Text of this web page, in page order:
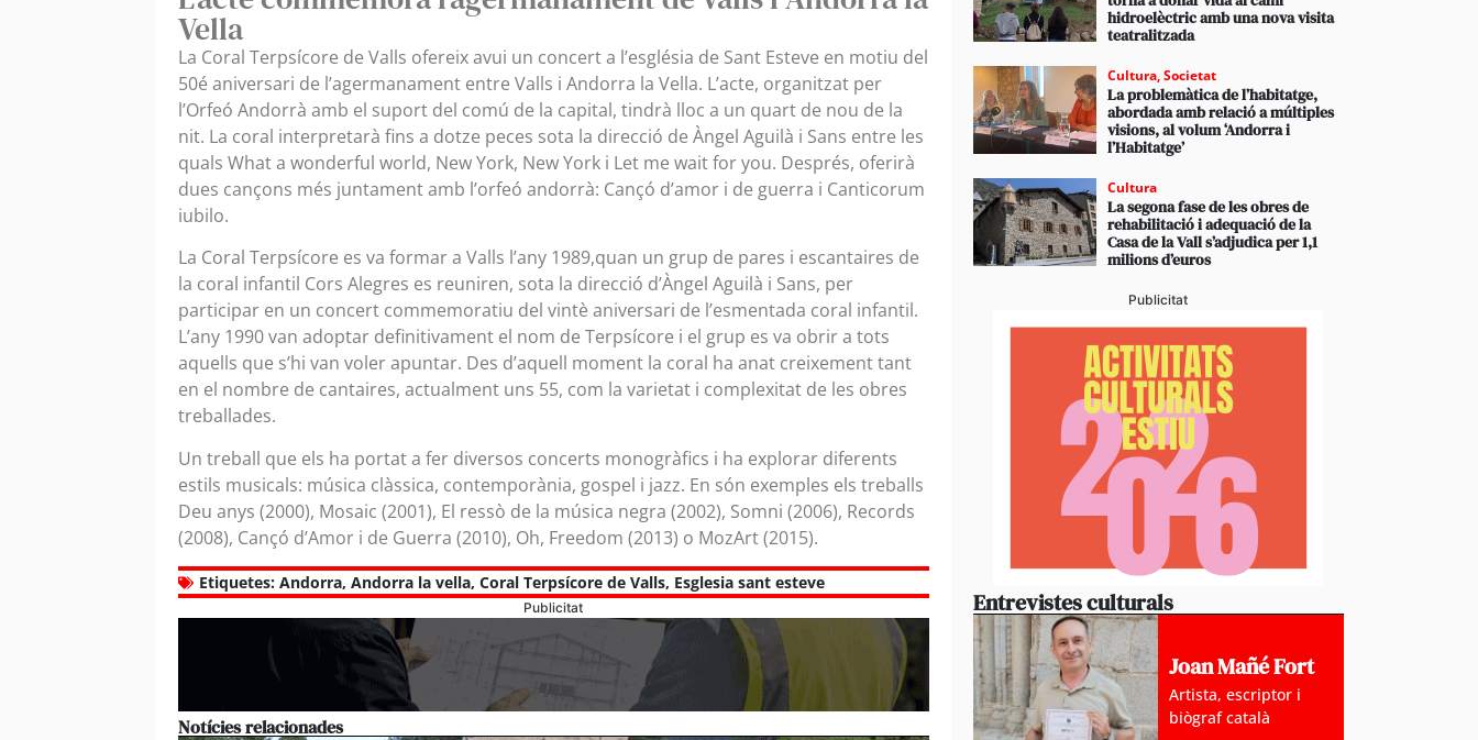
Vella
La Coral Terpsícore de Valls ofereix avui un concert a l’església de Sant Esteve en motiu del
50é aniversari de l’agermanament entre Valls i Andorra la Vella. L’acte, organitzat per
l’Orfeó Andorrà amb el suport del comú de la capital, tindrà lloc a un quart de nou de la
nit. La coral interpretarà fins a dotze peces sota la direcció de Àngel Aguilà i Sans entre les
quals What a wonderful world, New York, New York i Let me wait for you. Després, oferirà
dues cançons més juntament amb l’orfeó andorrà: Cançó d’amor i de guerra i Canticorum
iubilo.
La Coral Terpsícore es va formar a Valls l’any 1989,quan un grup de pares i escantaires de
la coral infantil Cors Alegres es reuniren, sota la direcció d’Àngel Aguilà i Sans, per
participar en un concert commemoratiu del vintè aniversari de l’esmentada coral infantil.
L’any 1990 van adoptar definitivament el nom de Terpsícore i el grup es va obrir a tots
aquells que s’hi van voler apuntar. Des d’aquell moment la coral ha anat creixement tant
en el nombre de cantaires, actualment uns 55, com la varietat i complexitat de les obres
treballades.
Un treball que els ha portat a fer diversos concerts monogràfics i ha explorar diferents
estils musicals: música clàssica, contemporània, gospel i jazz. En són exemples els treballs
Deu anys (2000), Mosaic (2001), El ressò de la música negra (2002), Somni (2006), Records
(2008), Cançó d’Amor i de Guerra (2010), Oh, Freedom (2013) o MozArt (2015).
Etiquetes: Andorra, Andorra la vella, Coral Terpsícore de Valls, Esglesia sant esteve
Publicitat
Notícies relacionades
hidroelèctric amb una nova visita
teatralitzada
Cultura,Societat
La problemàtica de l’habitatge,
abordada amb relació a múltiples
visions, al volum ‘Andorra i
l’Habitatge’
Cultura
La segona fase de les obres de
rehabilitació i adequació de la
Casa de la Vall s’adjudica per 1,1
milions d’euros
Publicitat
Entrevistes culturals
Joan Mañé Fort
Artista, escriptor i
biògraf català